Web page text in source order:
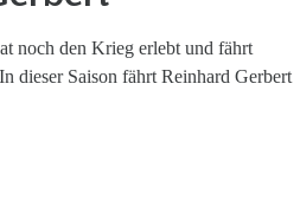
noch den Krieg erlebt und fährt
dieser Saison fährt Reinhard Gerbert